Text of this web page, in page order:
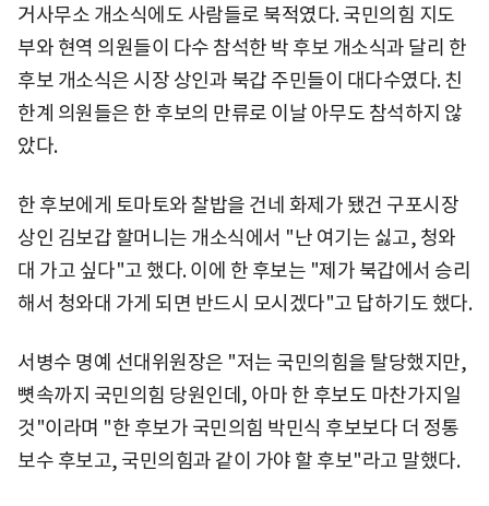
거사무소 개소식에도 사람들로 북적였다. 국민의힘 지도
부와 현역 의원들이 다수 참석한 박 후보 개소식과 달리 한
후보 개소식은 시장 상인과 북갑 주민들이 대다수였다. 친
한계 의원들은 한 후보의 만류로 이날 아무도 참석하지 않
았다.
한 후보에게 토마토와 찰밥을 건네 화제가 됐건 구포시장
상인 김보갑 할머니는 개소식에서 "난 여기는 싫고, 청와
대 가고 싶다"고 했다. 이에 한 후보는 "제가 북갑에서 승리
해서 청와대 가게 되면 반드시 모시겠다"고 답하기도 했다.
서병수 명예 선대위원장은 "저는 국민의힘을 탈당했지만,
뼛속까지 국민의힘 당원인데, 아마 한 후보도 마찬가지일
것"이라며 "한 후보가 국민의힘 박민식 후보보다 더 정통
보수 후보고, 국민의힘과 같이 가야 할 후보"라고 말했다.